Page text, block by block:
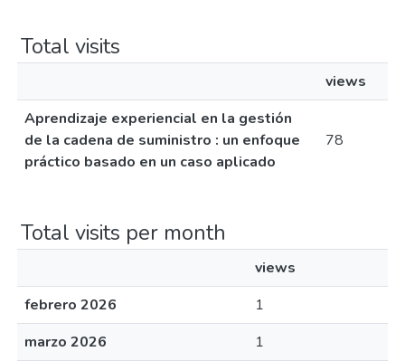
Total visits
views
Aprendizaje experiencial en la gestión
de la cadena de suministro : un enfoque
práctico basado en un caso aplicado
78
Total visits per month
views
febrero 2026
1
marzo 2026
1